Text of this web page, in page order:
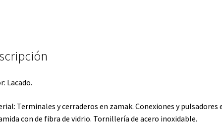
Lacado.
Terminales y cerraderos en zamak. Conexiones y pulsadores
con de fibra de vidrio. Tornillería de acero inoxidable.